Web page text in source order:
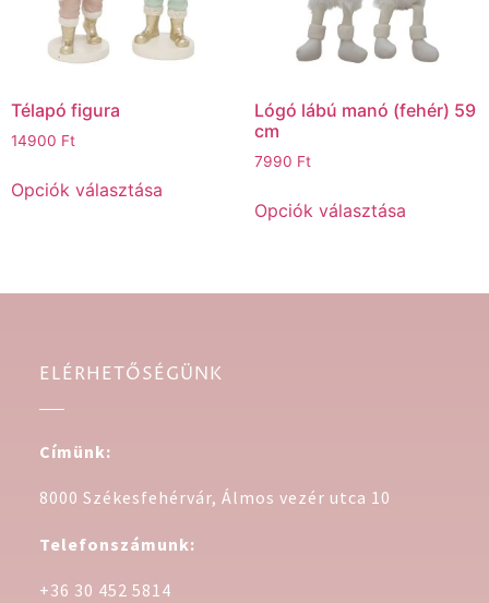
Télapó figura
14900 Ft
Opciók választása
Lógó lábú manó (fehér) 59
cm
7990 Ft
Opciók választása
ELÉRHETŐSÉGÜNK
Címünk:
8000 Székesfehérvár, Álmos vezér utca 10
Telefonszámunk:
+36 30 452 5814